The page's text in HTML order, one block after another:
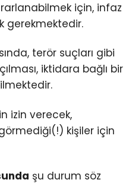
için, infaz
gerekmektedir.
terör suçları gibi
iktidara bağlı bir
izin verecek,
kişiler için
şu durum söz